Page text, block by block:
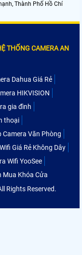
Thành Phố Hồ Chí
THỐNG CAMERA AN
Dahua Giá Rẻ
HIKVISION
gia đình
thoại
Camera Văn Phòng
Giá Rẻ Không Dây
Wifi YooSee
Mua Khóa Cửa
Rights Reserved.